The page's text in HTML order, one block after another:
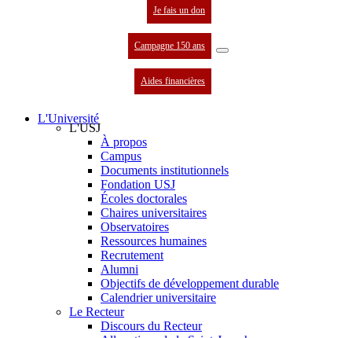
Je fais un don
Campagne 150 ans
Aides financières
L'Université
L'USJ
À propos
Campus
Documents institutionnels
Fondation USJ
Écoles doctorales
Chaires universitaires
Observatoires
Ressources humaines
Recrutement
Alumni
Objectifs de développement durable
Calendrier universitaire
Le Recteur
Discours du Recteur